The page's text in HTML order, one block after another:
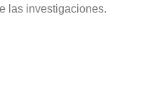
las investigaciones.